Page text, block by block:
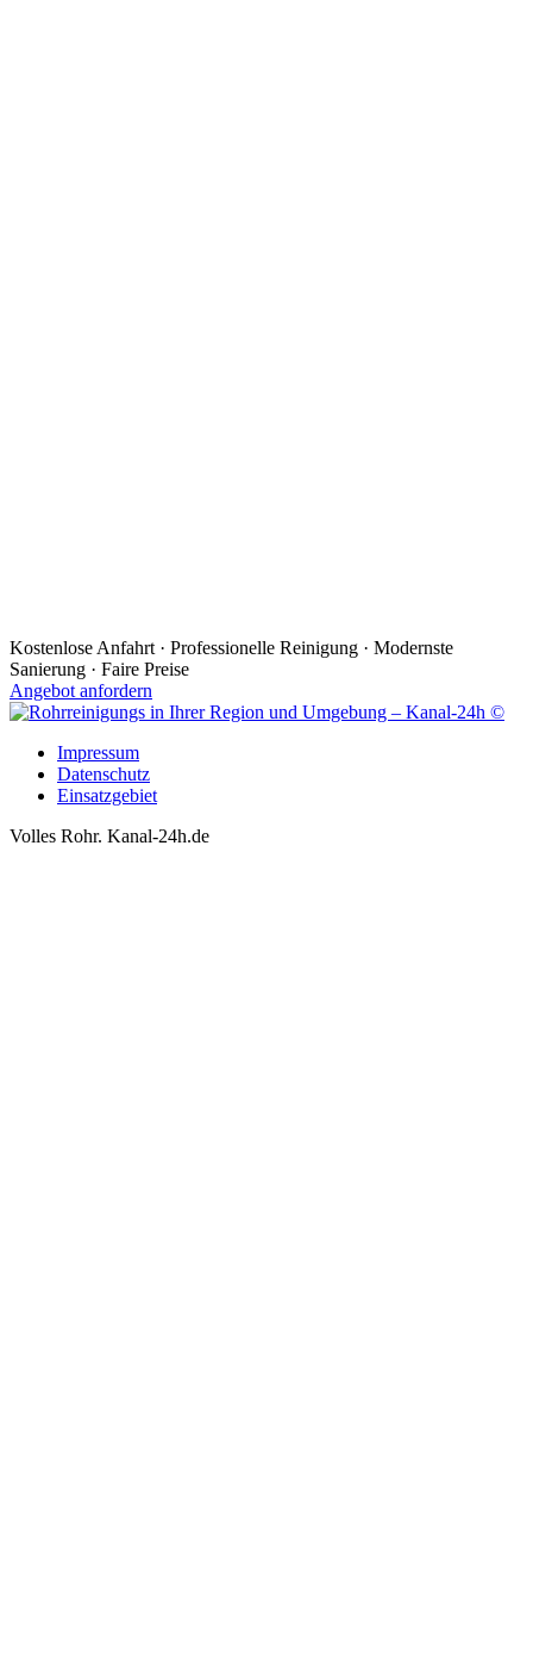
Kostenlose Anfahrt · Professionelle Reinigung · Modernste
Sanierung · Faire Preise
Angebot anfordern
Impressum
Datenschutz
Einsatzgebiet
Volles Rohr. Kanal-24h.de